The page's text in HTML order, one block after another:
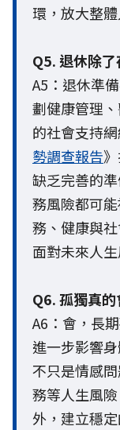
環，放大整
Q5. 退休除
A5：退休準
劃健康管理
的社會支持
勢調查報告
缺乏完善的
務風險都可
務、健康與
面對未來人
Q6. 孤獨真
A6：會，長
進一步影響
不只是情感
務等人生風
外，建立穩